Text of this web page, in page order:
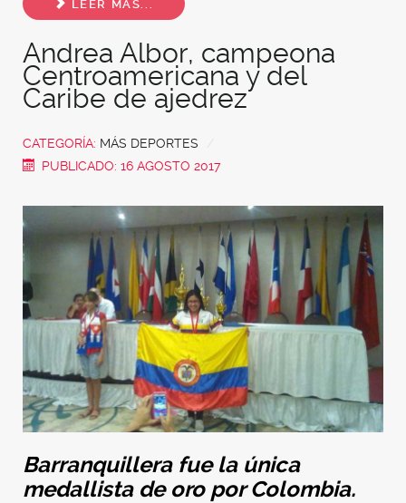
LEER MÁS...
Andrea Albor, campeona
Centroamericana y del
Caribe de ajedrez
CATEGORÍA: MÁS DEPORTES
PUBLICADO: 16 AGOSTO 2017
Barranquillera fue la única
medallista de oro por Colombia.